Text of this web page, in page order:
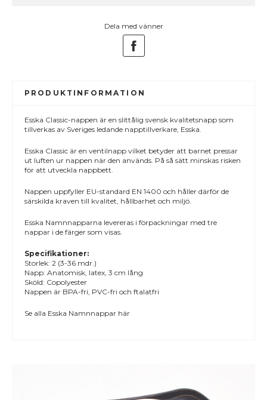
Dela med vänner
PRODUKTINFORMATION
Esska Classic-nappen är en slittålig svensk kvalitetsnapp som
tillverkas av Sveriges ledande napptillverkare, Esska.
Esska Classic är en ventilnapp vilket betyder att barnet pressar
ut luften ur nappen när den används. På så sätt minskas risken
för att utveckla nappbett.
Nappen uppfyller EU-standard EN 1400 och håller därför de
särskilda kraven till kvalitet, hållbarhet och miljö.
Esska Namnnapparna levereras i förpackningar med tre
nappar i de färger som visas.
Specifikationer:
Storlek: 2 (3-36 mdr.)
Napp: Anatomisk, latex, 3 cm lång
Sköld: Copolyester
Nappen är BPA-fri, PVC-fri och ftalatfri
Se alla Esska Namnnappar här